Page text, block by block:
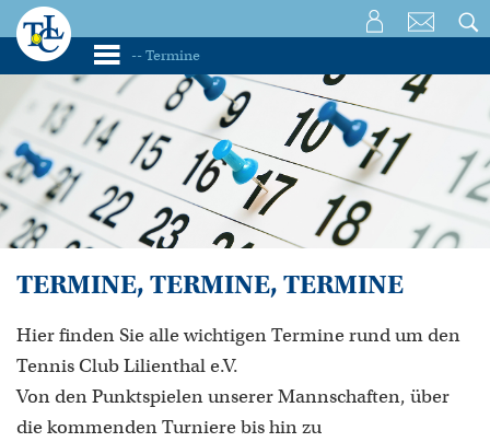
TERMINE, TERMINE, TERMINE
Hier finden Sie alle wichtigen Termine rund um den
Tennis Club Lilienthal e.V.
Von den Punktspielen unserer Mannschaften, über
die kommenden Turniere bis hin zu